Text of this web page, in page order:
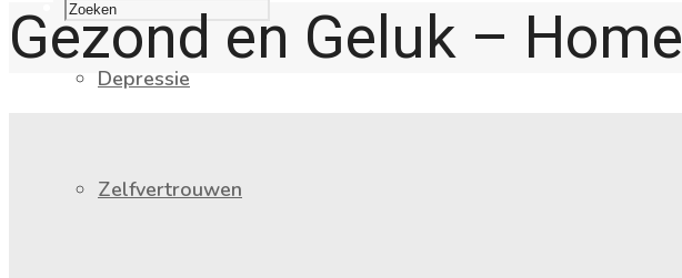
Depressie
Zelfvertrouwen
Gezond en Geluk – Home